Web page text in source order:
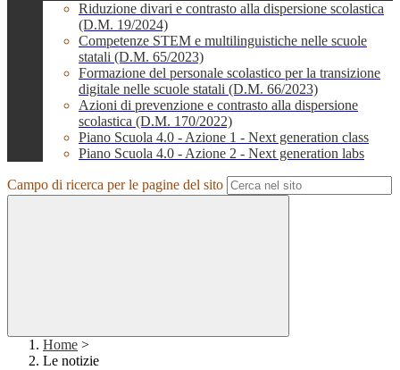
Riduzione divari e contrasto alla dispersione scolastica
(D.M. 19/2024)
Competenze STEM e multilinguistiche nelle scuole
statali (D.M. 65/2023)
Formazione del personale scolastico per la transizione
digitale nelle scuole statali (D.M. 66/2023)
Azioni di prevenzione e contrasto alla dispersione
scolastica (D.M. 170/2022)
Piano Scuola 4.0 - Azione 1 - Next generation class
Piano Scuola 4.0 - Azione 2 - Next generation labs
Campo di ricerca per le pagine del sito
Home >
Le notizie